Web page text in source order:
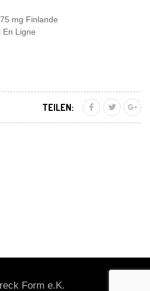
mg Finlande
En Ligne
TEILEN:
Form e.K.